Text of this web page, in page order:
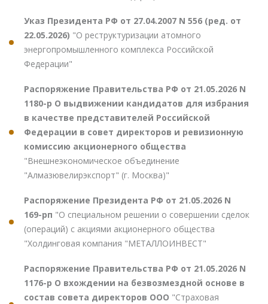
Указ Президента РФ от 27.04.2007 N 556 (ред. от
22.05.2026) "О реструктуризации атомного
энергопромышленного комплекса Российской
Федерации"
Распоряжение Правительства РФ от 21.05.2026 N
1180-р О выдвижении кандидатов для избрания
в качестве представителей Российской
Федерации в совет директоров и ревизионную
комиссию акционерного общества
"Внешнеэкономическое объединение
"Алмазювелирэкспорт" (г. Москва)"
Распоряжение Президента РФ от 21.05.2026 N
169-рп "О специальном решении о совершении сделок
(операций) с акциями акционерного общества
"Холдинговая компания "МЕТАЛЛОИНВЕСТ"
Распоряжение Правительства РФ от 21.05.2026 N
1176-р О вхождении на безвозмездной основе в
состав совета директоров ООО "Страховая